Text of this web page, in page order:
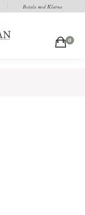
Betala med Klarna
c 0